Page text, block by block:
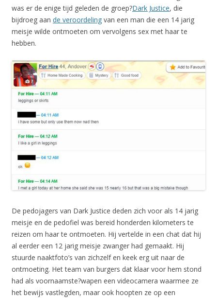
was er de enige tijd geleden de groep?Dark Justice, die
bijdroeg aan de veroordeling van een man die een 14 jarig
meisje wilde ontmoeten om vervolgens sex met haar te
hebben.
De pedojagers van Dark Justice deden zich voor als 14 jarig
meisje en de pedofiel was bereid honderden kilometers te
reizen om haar te ontmoeten. Hij vertelde in een chat dat hij
al eerder een 12 jarig meisje zwanger had gemaakt. Hij
stuurde naaktfoto’s van zichzelf en keek erg uit naar de
ontmoeting. Het team van burgers dat klaar voor hem stond
had als voornaamste?wapen een videocamera waarmee ze
het bewijs vastlegden, maar ook hoopten ze op een